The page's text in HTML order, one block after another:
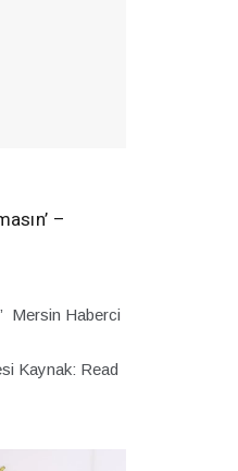
–
Mersin Haberci
Kaynak: Read